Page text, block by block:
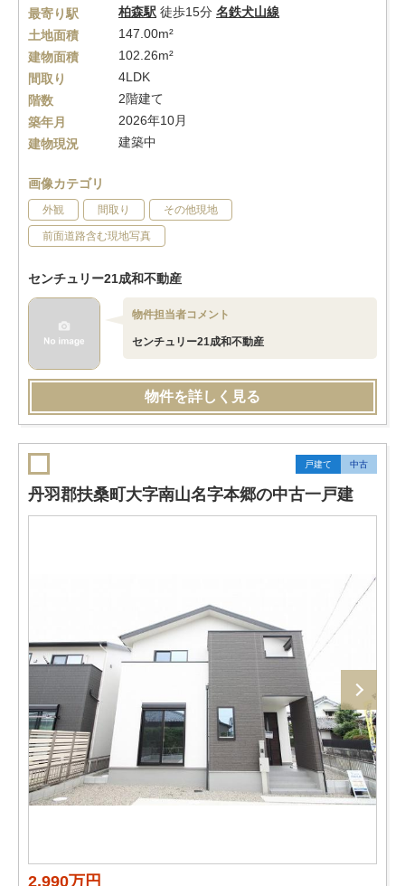
最寄り駅
柏森駅 徒歩15分 名鉄犬山線
土地面積
147.00m²
建物面積
102.26m²
間取り
4LDK
階数
2階建て
築年月
2026年10月
建物現況
建築中
画像カテゴリ
外観 間取り その他現地
前面道路含む現地写真
センチュリー21成和不動産
物件担当者コメント
センチュリー21成和不動産
物件を詳しく見る
戸建て 中古
丹羽郡扶桑町大字南山名字本郷の中古一戸建
2,990万円